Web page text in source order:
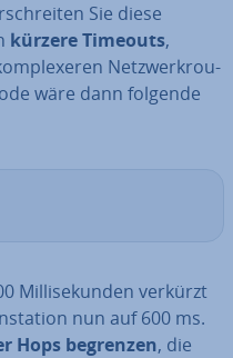
Sie diese
kürzere Timeouts,
Netz­werk­rou­
wäre dann folgende
Mil­li­se­kun­den verkürzt
nun auf 600 ms.
Hops begrenzen, die